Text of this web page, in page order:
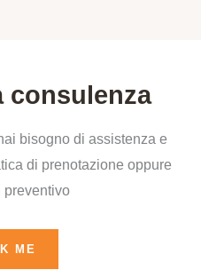
consulenza
bisogno di assistenza e
di prenotazione oppure
preventivo
ME